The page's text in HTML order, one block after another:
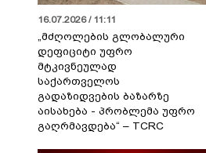
16.07.2026 / 11:11
„მძღოლების გლობალური
დეფიციტი უფრო
მტკივნეულად
საქართველოს
გადაზიდვების ბაზარზე
აისახება - პრობლემა უფრო
გაღრმავდება“ – TCRC